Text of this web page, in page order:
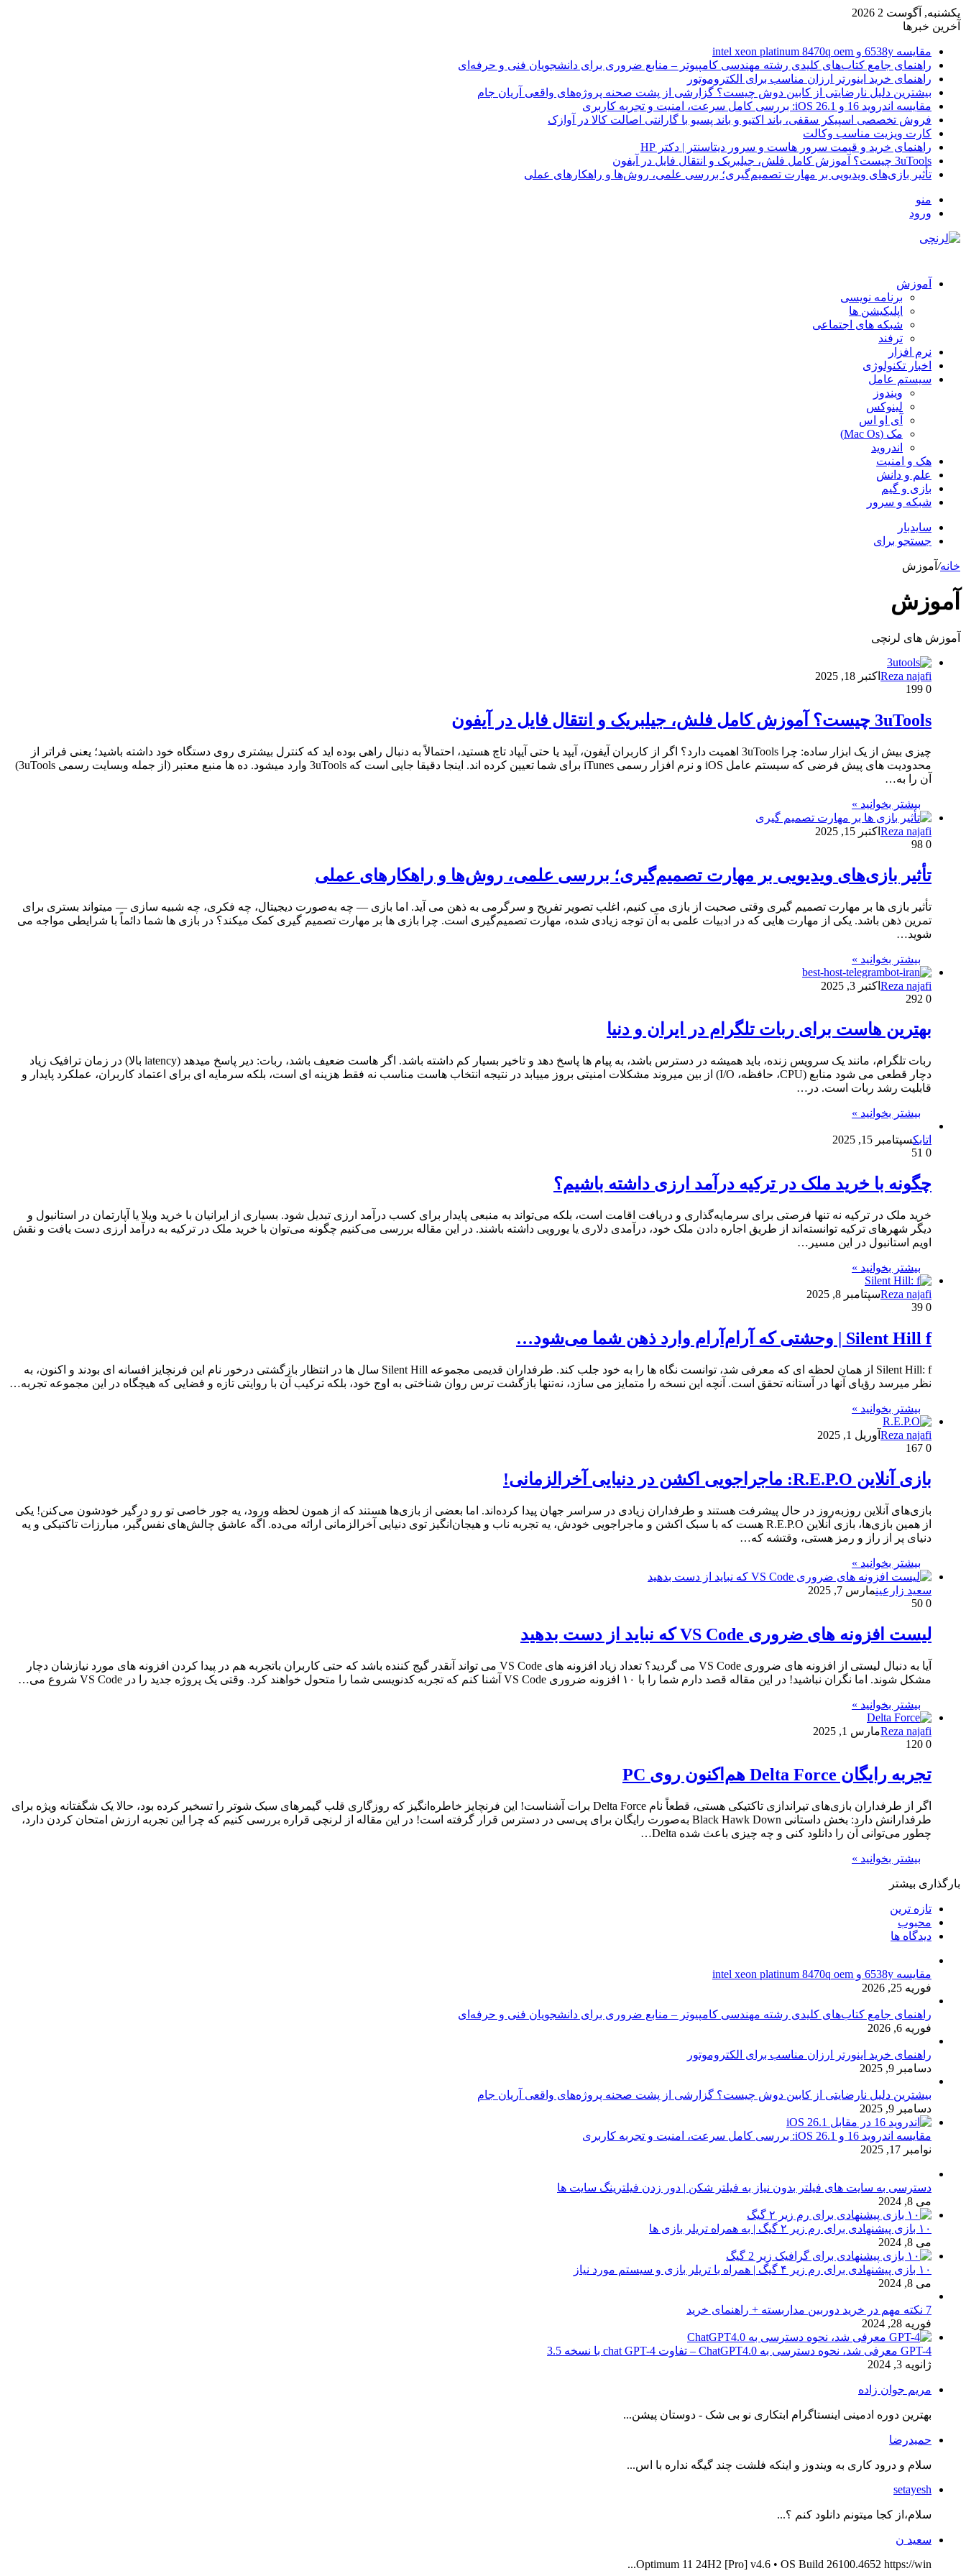
یکشنبه, آگوست 2 2026
آخرین خبرها
مقایسه 6538y و intel xeon platinum 8470q oem
راهنمای جامع کتاب‌های کلیدی رشته مهندسی کامپیوتر – منابع ضروری برای دانشجویان فنی و حرفه‌ای
راهنمای خرید اینورتر ارزان مناسب برای الکتروموتور
بیشترین دلیل نارضایتی از کابین دوش چیست؟ گزارشی از پشت صحنه پروژه‌های واقعی آریان جام
مقایسه اندروید 16 و iOS 26.1: بررسی کامل سرعت، امنیت و تجربه کاربری
فروش تخصصی اسپیکر سقفی، باند اکتیو و باند پسیو با گارانتی اصالت کالا در آوازک
کارت ویزیت مناسب وکالت
راهنمای خرید و قیمت سرور هاست و سرور دیتاسنتر | دکتر HP
3uTools چیست؟ آموزش کامل فلش، جیلبریک و انتقال فایل در آیفون
تأثیر بازی‌های ویدیویی بر مهارت تصمیم‌گیری؛ بررسی علمی، روش‌ها و راهکارهای عملی
منو
ورود
آموزش
برنامه نویسی
اپلیکیشن ها
شبکه های اجتماعی
ترفند
نرم افزار
اخبار تکنولوژی
سیستم عامل
ویندوز
لینوکس
آی او اس
مک (Mac Os)
اندروید
هک و امنیت
علم و دانش
بازی و گیم
شبکه و سرور
سایدبار
جستجو برای
خانه/ آموزش
آموزش
آموزش های لرنچی
Reza najafi اکتبر 18, 2025
0
3uTools چیست؟ آموزش کامل فلش، جیلبریک و انتقال فایل در آیفون
چیزی بیش از یک ابزار ساده: چرا 3uTools اهمیت دارد؟ اگر از کاربران آیفون، آیپد یا حتی آیپاد تاچ هستید، احتمالاً به دنبال راهی بوده اید که کنترل بیشتری روی دستگاه خود داشته باشید؛ یعنی فراتر از
محدودیت های پیش فرضی که سیستم عامل iOS و نرم افزار رسمی iTunes برای شما تعیین کرده اند. اینجا دقیقا جایی است که 3uTools وارد میشود. ده ها منبع معتبر (از جمله وبسایت رسمی 3uTools)
آن را به…
بیشتر بخوانید »
Reza najafi اکتبر 15, 2025
0
تأثیر بازی‌های ویدیویی بر مهارت تصمیم‌گیری؛ بررسی علمی، روش‌ها و راهکارهای عملی
تأثیر بازی‌ ها بر مهارت تصمیم‌ گیری وقتی صحبت از بازی می کنیم، اغلب تصویر تفریح و سرگرمی به ذهن می آید. اما بازی — چه به‌صورت دیجیتال، چه فکری، چه شبیه سازی — میتواند بستری برای
تمرین ذهن باشد. یکی از مهارت هایی که در ادبیات علمی به آن توجه زیادی شده، مهارت تصمیم‌گیری است. چرا بازی‌ ها بر مهارت تصمیم‌ گیری کمک میکند؟ در بازی ها شما دائماً با شرایطی مواجه می
شوید…
بیشتر بخوانید »
Reza najafi اکتبر 3, 2025
0
بهترین هاست برای ربات تلگرام در ایران و دنیا
ربات تلگرام، مانند یک سرویس زنده، باید همیشه در دسترس باشد، به پیام ها پاسخ دهد و تاخیر بسیار کم داشته باشد. اگر هاست ضعیف باشد، ربات: دیر پاسخ میدهد (latency بالا) در زمان ترافیک زیاد
دچار قطعی می شود منابع (CPU، حافظه، I/O) از بین میروند مشکلات امنیتی بروز مییابد در نتیجه انتخاب هاست مناسب نه فقط هزینه ای است، بلکه سرمایه ای برای اعتماد کاربران، عملکرد پایدار و
قابلیت رشد ربات است. در…
بیشتر بخوانید »
اتابکسپتامبر 15, 2025
0
چگونه با خرید ملک در ترکیه درآمد ارزی داشته باشیم؟
خرید ملک در ترکیه نه تنها فرصتی برای سرمایه‌گذاری و دریافت اقامت است، بلکه می‌تواند به منبعی پایدار برای کسب درآمد ارزی تبدیل شود. بسیاری از ایرانیان با خرید ویلا یا آپارتمان در استانبول و
دیگر شهرهای ترکیه توانسته‌اند از طریق اجاره دادن ملک خود، درآمدی دلاری یا یورویی داشته باشند. در این مقاله بررسی می‌کنیم چگونه می‌توان با خرید ملک در ترکیه به درآمد ارزی دست یافت و نقش
اویم استانبول در این مسیر…
بیشتر بخوانید »
Reza najafiسپتامبر 8, 2025
0
Silent Hill f | وحشتی که آرام‌آرام وارد ذهن شما می‌شود…
Silent Hill: f از همان لحظه ای که معرفی شد، توانست نگاه ها را به خود جلب کند. طرفداران قدیمی مجموعه Silent Hill سال ها در انتظار بازگشتی درخور نام این فرنچایز افسانه ای بودند و اکنون، به
نظر میرسد رؤیای آنها در آستانه تحقق است. آنچه این نسخه را متمایز می سازد، نه‌تنها بازگشت ترس روان شناختی به اوج خود، بلکه ترکیب آن با روایتی تازه و فضایی که هیچگاه در این مجموعه تجربه…
بیشتر بخوانید »
Reza najafi آوریل 1, 2025
0
بازی آنلاین R.E.P.O: ماجراجویی اکشن در دنیایی آخرالزمانی!
بازی‌های آنلاین روزبه‌روز در حال پیشرفت هستند و طرفداران زیادی در سراسر جهان پیدا کرده‌اند. اما بعضی از بازی‌ها هستند که از همون لحظه ورود، یه جور خاصی تو رو درگیر خودشون می‌کنن! یکی
از همین بازی‌ها، بازی آنلاین R.E.P.O هست که با سبک اکشن و ماجراجویی خودش، یه تجربه ناب و هیجان‌انگیز توی دنیایی آخرالزمانی ارائه می‌ده. اگه عاشق چالش‌های نفس‌گیر، مبارزات تاکتیکی و یه
دنیای پر از راز و رمز هستی، وقتشه که…
بیشتر بخوانید »
سعید زارعینمارس 7, 2025
0
لیست افزونه های ضروری VS Code که نباید از دست بدهید
آیا به دنبال لیستی از افزونه های ضروری VS Code می گردید؟ تعداد زیاد افزونه های VS Code می تواند آنقدر گیج کننده باشد که حتی کاربران باتجربه هم در پیدا کردن افزونه های مورد نیازشان دچار
مشکل شوند. اما نگران نباشید! در این مقاله قصد دارم شما را با ۱۰ افزونه ضروری VS Code آشنا کنم که تجربه کدنویسی شما را متحول خواهند کرد. وقتی یک پروژه جدید را در VS Code شروع می…
بیشتر بخوانید »
Reza najafiمارس 1, 2025
0
تجربه رایگان Delta Force هم‌اکنون روی PC
اگر از طرفداران بازی‌های تیراندازی تاکتیکی هستی، قطعاً نام Delta Force برات آشناست! این فرنچایز خاطره‌انگیز که روزگاری قلب گیمرهای سبک شوتر را تسخیر کرده بود، حالا یک شگفتانه ویژه برای
طرفدارانش دارد: بخش داستانی Black Hawk Down به‌صورت رایگان برای پی‌سی در دسترس قرار گرفته است! در این مقاله از لرنچی قراره بررسی کنیم که چرا این تجربه ارزش امتحان کردن دارد،
چطور می‌توانی آن را دانلود کنی و چه چیزی باعث شده Delta…
بیشتر بخوانید »
بارگذاری بیشتر
تازه ترین
محبوب
دیدگاه ها
مقایسه 6538y و intel xeon platinum 8470q oem
فوریه 25, 2026
راهنمای جامع کتاب‌های کلیدی رشته مهندسی کامپیوتر – منابع ضروری برای دانشجویان فنی و حرفه‌ای
فوریه 6, 2026
راهنمای خرید اینورتر ارزان مناسب برای الکتروموتور
دسامبر 9, 2025
بیشترین دلیل نارضایتی از کابین دوش چیست؟ گزارشی از پشت صحنه پروژه‌های واقعی آریان جام
دسامبر 9, 2025
مقایسه اندروید 16 و iOS 26.1: بررسی کامل سرعت، امنیت و تجربه کاربری
نوامبر 17, 2025
دسترسی به سایت های فیلتر بدون نیاز به فیلتر شکن | دور زدن فیلترینگ سایت ها
می 8, 2024
۱۰ بازی پیشنهادی برای رم زیر ۲ گیگ | به همراه تریلر بازی ها
می 8, 2024
۱۰ بازی پیشنهادی برای رم زیر ۴ گیگ | همراه با تریلر بازی و سیستم مورد نیاز
می 8, 2024
7 نکته مهم در خرید دوربین مداربسته + راهنمای خرید
فوریه 28, 2024
GPT-4 معرفی شد، نحوه دسترسی به ChatGPT4.0 – تفاوت chat GPT-4 با نسخه 3.5
ژانویه 3, 2024
مریم جوان زاده
بهترین دوره ادمینی اینستاگرام ابتکاری نو بی شک - دوستان پیشن...
حمیدرضا
سلام و درود کاری به ویندوز و اینکه فلشت چند گیگه نداره با اس...
setayesh
سلام،از کجا میتونم دانلود کنم ؟...
سعید ن
Optimum 11 24H2 [Pro] v4.6 • OS Build 26100.4652 https://win...